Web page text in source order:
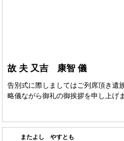
故 夫 又吉 康智 儀
告別式に際しましてはご列席頂き遺
略儀ながら御礼の御挨拶を申し上げ
またよし やすとも